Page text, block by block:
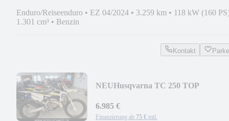
Enduro/Reiseenduro • EZ 04/2024 • 3.259 km • 118 kW (160
1.301 cm³ • Benzin
Kontakt
NEUHusqvarna TC 250 TOP
6.985 €
Finanzierung ab 75 € mtl.